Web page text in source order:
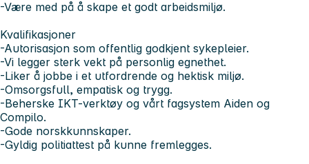
-Være med på å skape et godt arbeidsmiljø.
Kvalifikasjoner
-Autorisasjon som offentlig godkjent sykepleier.
-Vi legger sterk vekt på personlig egnethet.
-Liker å jobbe i et utfordrende og hektisk miljø.
-Omsorgsfull, empatisk og trygg.
-Beherske IKT-verktøy og vårt fagsystem Aiden og
Compilo.
-Gode norskkunnskaper.
-Gyldig politiattest på kunne fremlegges.